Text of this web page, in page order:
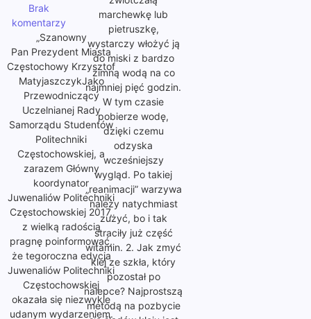
Brak
komentarzy
„Szanowny
Pan Prezydent Miasta
Częstochowy Krzysztof
MatyjaszczykJako
Przewodniczący
Uczelnianej Rady
Samorządu Studentów
Politechniki
Częstochowskiej, a
zarazem Główny
koordynator
Juwenaliów Politechniki
Częstochowskiej 2017,
z wielką radością
pragnę poinformować,
że tegoroczna edycja
Juwenaliów Politechniki
Częstochowskiej
okazała się niezwykle
udanym wydarzeniem.
marchewkę lub
pietruszkę,
wystarczy włożyć ją
do miski z bardzo
zimną wodą na co
najmniej pięć godzin.
W tym czasie
pobierze wodę,
dzięki czemu
odzyska
wcześniejszy
wygląd. Po takiej
„reanimacji” warzywa
należy natychmiast
zużyć, bo i tak
straciły już część
witamin. 2. Jak zmyć
klej ze szkła, który
pozostał po
nalepce? Najprostszą
metodą na pozbycie